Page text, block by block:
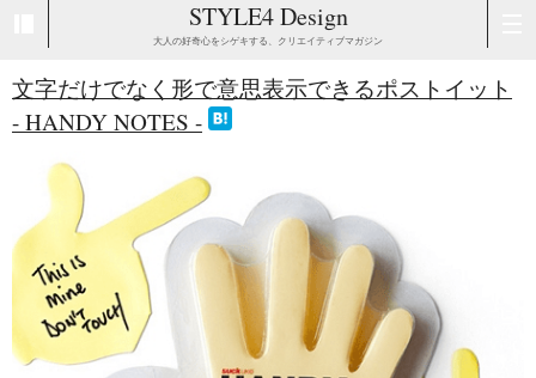
STYLE4 Design
大人の好奇心をシゲキする、クリエイティブマガジン
文字だけでなく形で意思表示できるポストイット
- HANDY NOTES -